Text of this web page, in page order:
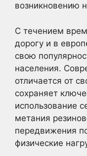
возникновению
С течением
дорогу и в
свою
населения.
отличается от
сохраняет
использование
метания
передвижения
физические